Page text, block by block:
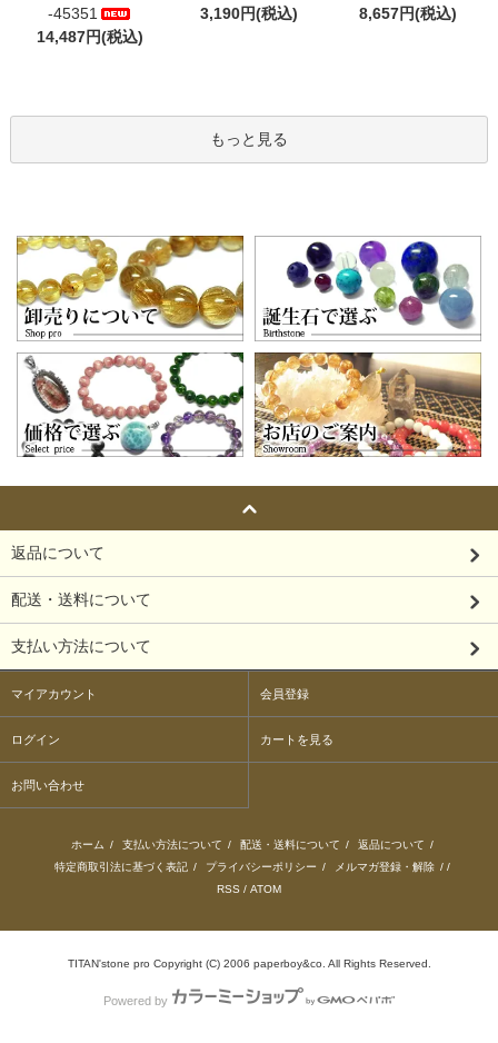
-45351
14,487円(税込)
3,190円(税込)
8,657円(税込)
もっと見る
返品について
配送・送料について
支払い方法について
マイアカウント 会員登録
ログイン カートを見る
お問い合わせ
ホーム / 支払い方法について / 配送・送料について / 返品について /
特定商取引法に基づく表記 / プライバシーポリシー / メルマガ登録・解除 / /
RSS / ATOM
TITAN'stone pro Copyright (C) 2006 paperboy&co. All Rights Reserved.
Powered by